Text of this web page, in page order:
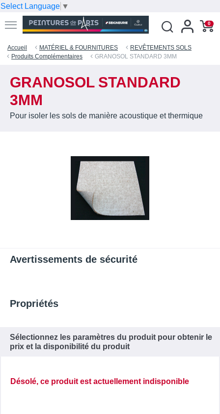
Select Language ▼
0
Accueil MATÉRIEL & FOURNITURES
REVÊTEMENTS SOLS
Produits Complémentaires
GRANOSOL STANDARD 3MM
GRANOSOL STANDARD
3MM
Pour isoler les sols de manière acoustique et thermique
Avertissements de sécurité
Propriétés
Sélectionnez les paramètres du produit pour obtenir le
prix et la disponibilité du produit
Désolé, ce produit est actuellement indisponible